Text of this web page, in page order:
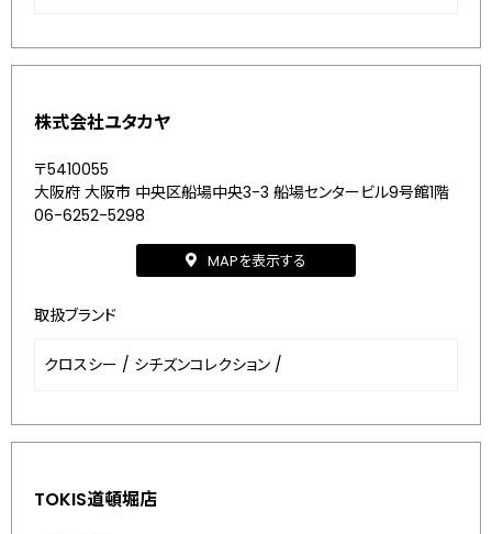
株式会社ユタカヤ
〒5410055
大阪府 大阪市 中央区船場中央3-3 船場センタービル9号館1階
06-6252-5298
MAPを表示する
取扱ブランド
クロスシー / シチズンコレクション /
TOKIS道頓堀店